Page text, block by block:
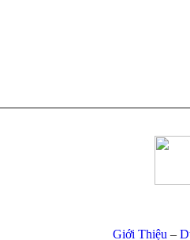
Giới Thiệu –